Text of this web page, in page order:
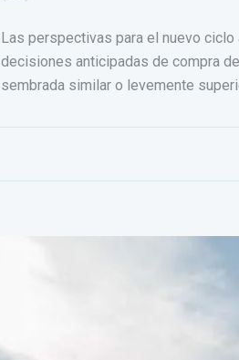
Las perspectivas para el nuevo
decisiones anticipadas de compra
sembrada similar o levemente